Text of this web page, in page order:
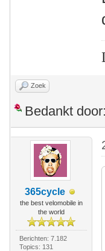
Zoek
Bedankt door:
365cycle
the best velomobile in
the world
Berichten: 7.182
Topics: 131